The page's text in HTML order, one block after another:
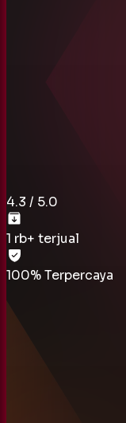
4.3 / 5.0
1 rb+ terjual
100% Terpercaya